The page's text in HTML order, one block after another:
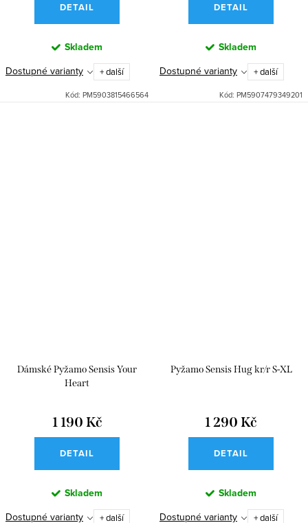
DETAIL
Skladem
Dostupné varianty + další
Kód: PM5903815466564
DETAIL
Skladem
Dostupné varianty + další
Kód: PM5907479349201
Dámské Pyžamo Sensis Your
Heart
1 190 Kč
DETAIL
Skladem
Dostupné varianty + další
Pyžamo Sensis Hug kr/r S-XL
1 290 Kč
DETAIL
Skladem
Dostupné varianty + další